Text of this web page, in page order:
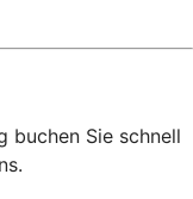
buchen Sie schnell